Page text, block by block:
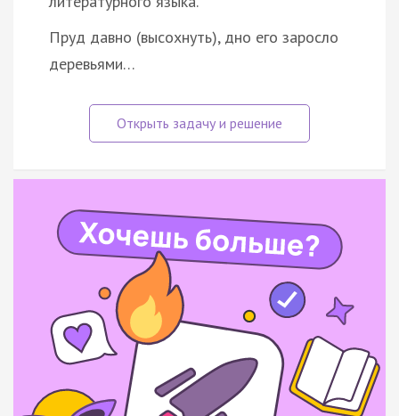
Пруд давно (высохнуть), дно его заросло
деревьями…